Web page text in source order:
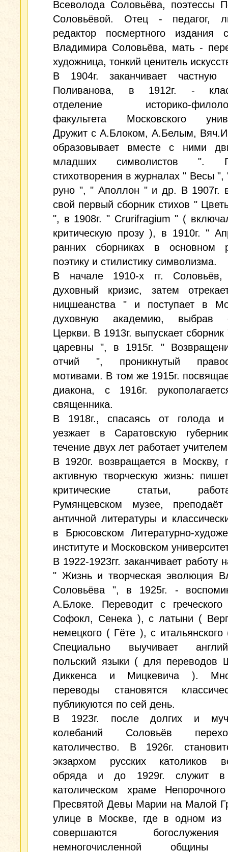
Всеволода Соловьёва, поэтессы
Соловьёвой. Отец - педагог,
редактор посмертного издания
Владимира Соловьёва, мать -
художница, тонкий ценитель
В 1904г. заканчивает частную
Поливанова, в 1912г. -
отделение историко-
факультета Московского
Дружит с А.Блоком, А.Белым,
образовывает вместе с ними
младших символистов ".
стихотворения в журналах " Весы ",
руно ", " Аполлон " и др. В 1907г.
свой первый сборник стихов "
", в 1908г. " Crurifragium " (
критическую прозу ), в 1910г. "
ранних сборниках в основном
поэтику и стилистику символизма.
В начале 1910-х гг. Соловьёв,
духовный кризис, затем
ницшеанства " и поступает в
духовную академию, выбрав
Церкви. В 1913г. выпускает сборник
царевны ", в 1915г. "
отчий ", проникнутый
мотивами. В том же 1915г.
диакона, с 1916г.
священника.
В 1918г., спасаясь от голода и
уезжает в Саратовскую
течение двух лет работает
В 1920г. возвращается в Москву,
активную творческую жизнь:
критические статьи,
Румянцевском музее,
античной литературы и
в Брюсовском Литературно-
институте и Московском
В 1922-1923гг. заканчивает работу
" Жизнь и творческая эволюция
Соловьёва ", в 1925г. -
А.Блоке. Переводит с
Софокл, Сенека ), с латыни (
немецкого ( Гёте ), с
Специально выучивает
польский языки ( для переводов
Диккенса и Мицкевича ).
переводы становятся
публикуются по сей день.
В 1923г. после долгих и
колебаний Соловьёв
католичество. В 1926г.
экзархом русских католиков
обряда и до 1929г. служит в
католическом храме
Пресвятой Девы Марии на Малой
улице в Москве, где в одном из
совершаются
немногочисленной общины